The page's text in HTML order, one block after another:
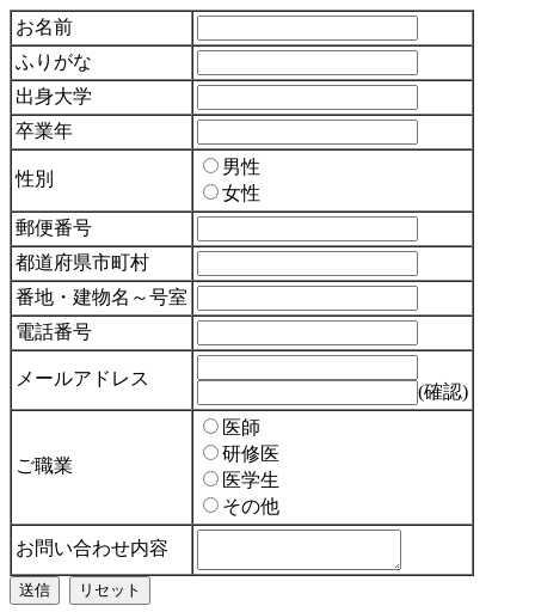
お名前
ふりがな
出身大学
卒業年
性別
男性
女性
郵便番号
都道府県市町村
番地・建物名～号室
電話番号
メールアドレス
(確認)
ご職業
医師
研修医
医学生
その他
お問い合わせ内容